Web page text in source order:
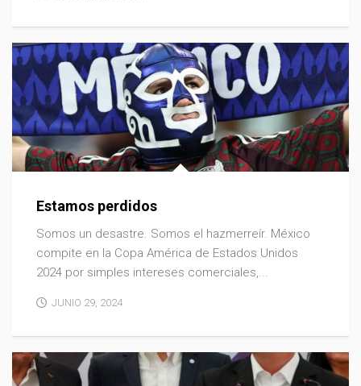
Estamos perdidos
Somos un desastre. Somos el hazmerreír. México
compite en la Copa América de Estados Unidos
2024 por simples intereses comerciales,...
JUNIO 29, 2024